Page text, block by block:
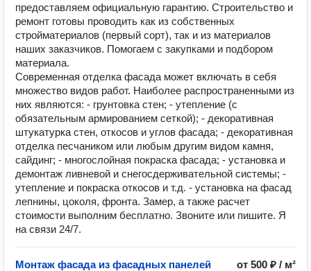
предоставляем официальную гарантию. Строительство и
ремонт готовы проводить как из собственных
стройматериалов (первый сорт), так и из материалов
наших заказчиков. Помогаем с закупками и подбором
материала.
Современная отделка фасада может включать в себя
множество видов работ. Наиболее распространенными из
них являются: - грунтовка стен; - утепление (с
обязательным армированием сеткой); - декоративная
штукатурка стен, откосов и углов фасада; - декоративная
отделка песчаником или любым другим видом камня,
сайдинг; - многослойная покраска фасада; - установка и
демонтаж ливневой и снегосдерживательной системы; -
утепление и покраска откосов и т.д. - установка на фасад
лепнины, цоколя, фронта. Замер, а также расчет
стоимости выполним бесплатно. Звоните или пишите. Я
на связи 24/7.
Монтаж фасада из фасадных панелей
от 500 ₽ / м²